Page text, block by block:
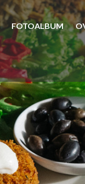
FOTOALBUM